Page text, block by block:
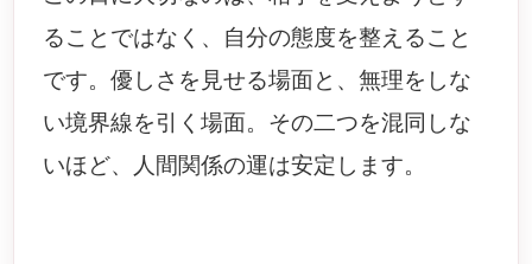
ることではなく、自分の態度を整えること
です。優しさを見せる場面と、無理をしな
い境界線を引く場面。その二つを混同しな
いほど、人間関係の運は安定します。